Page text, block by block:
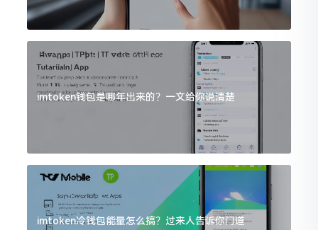
imtoken钱包是哪年出来的？一文给你说清楚
imtoken冷钱包能量怎么搞？过来人告诉你门道